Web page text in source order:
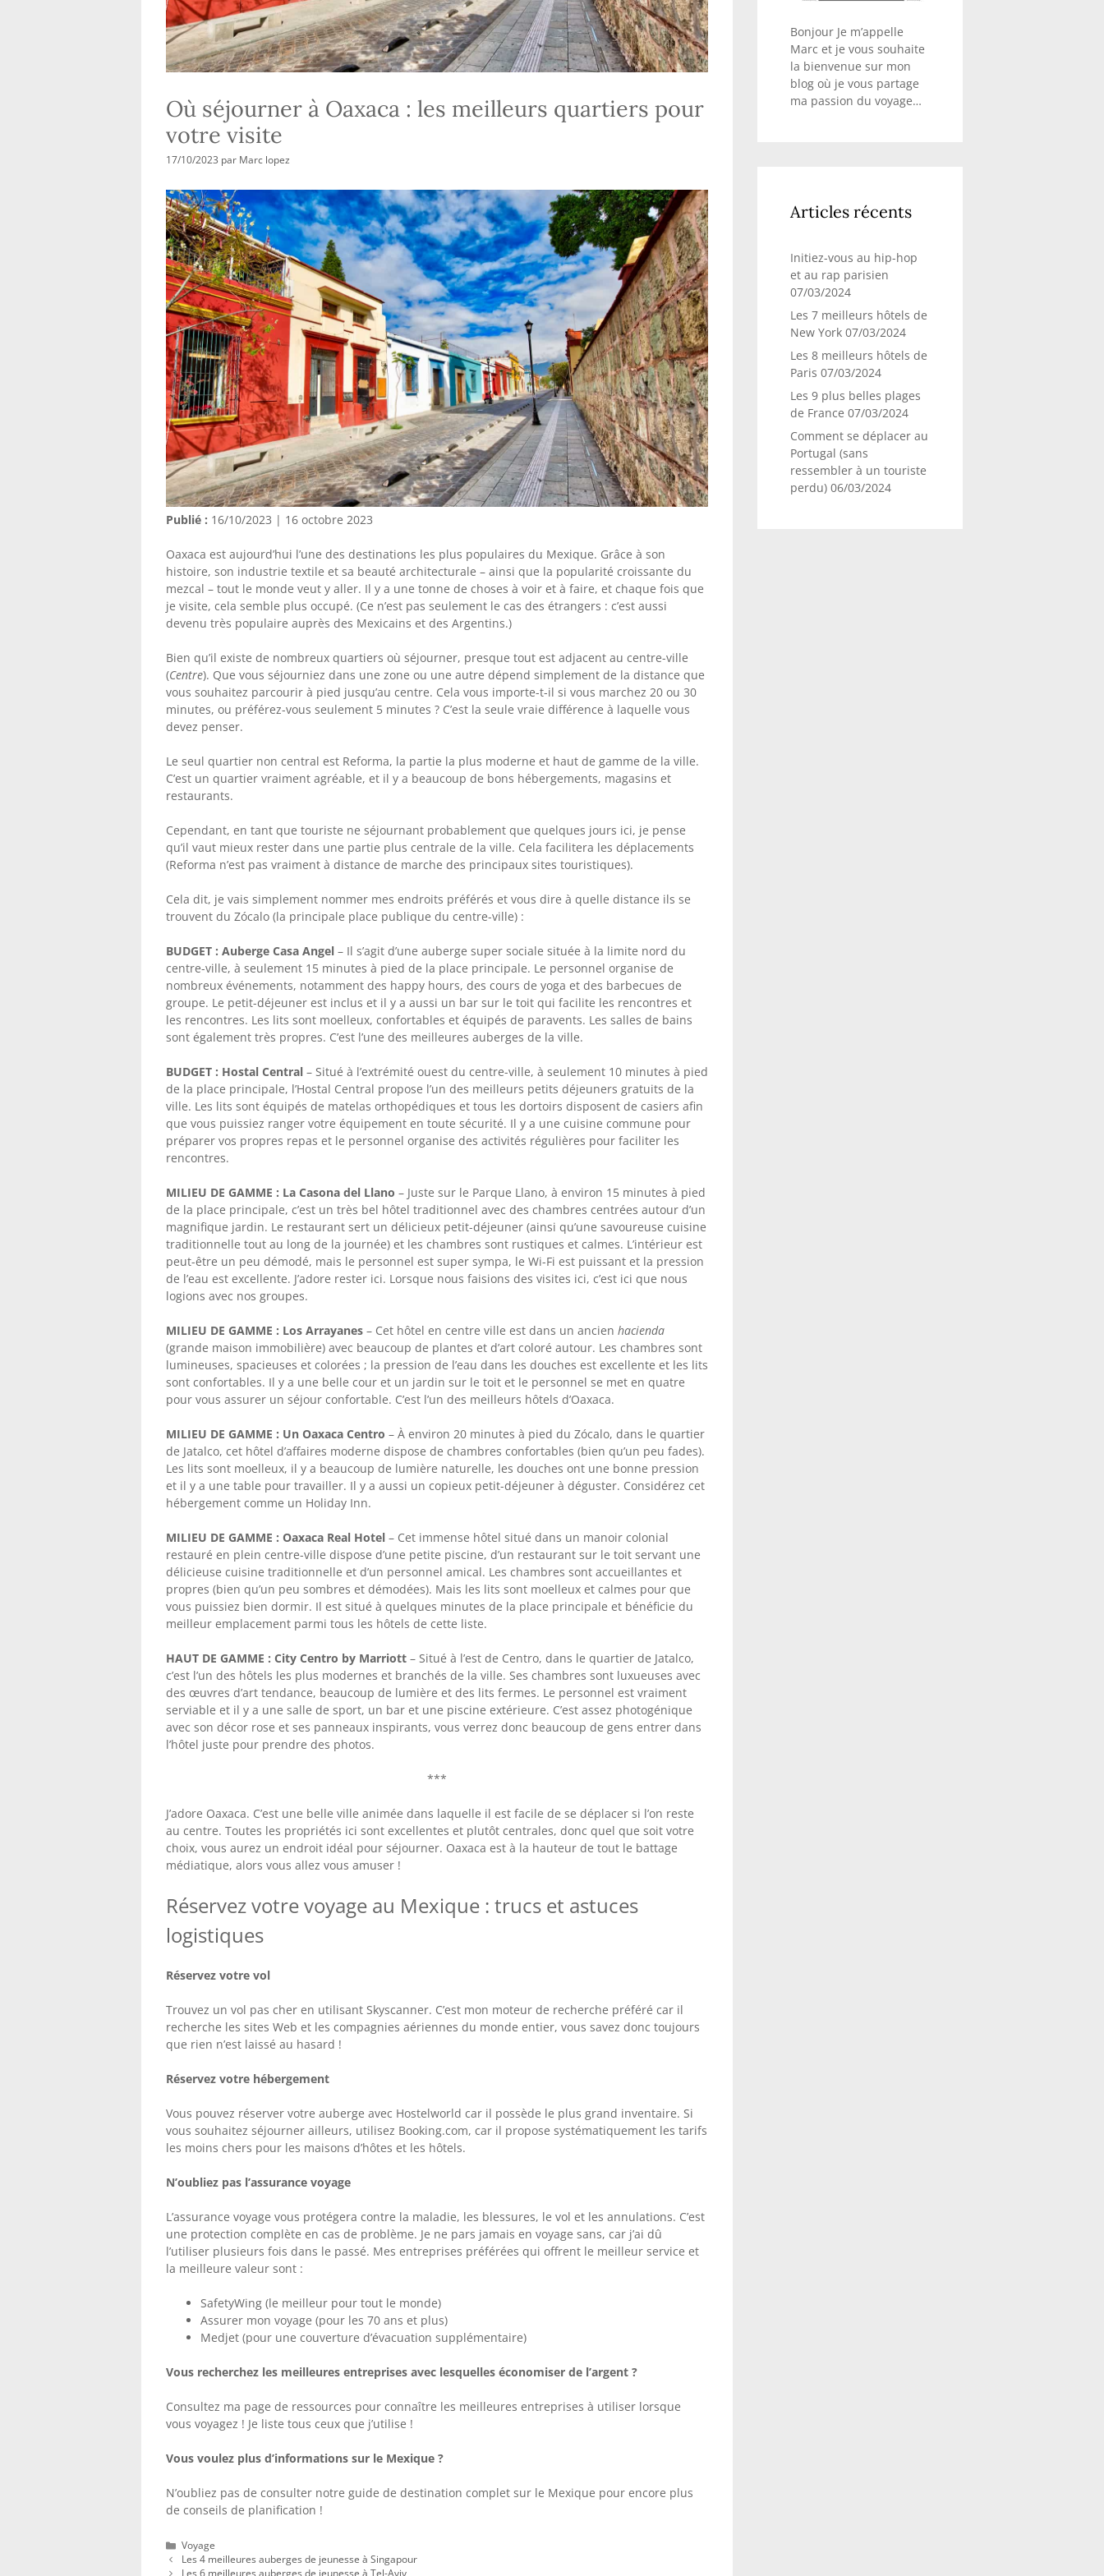
Où séjourner à Oaxaca : les meilleurs quartiers pour
votre visite
17/10/2023 par Marc lopez
Publié : 16/10/2023 | 16 octobre 2023
Oaxaca est aujourd’hui l’une des destinations les plus populaires du Mexique. Grâce à son
histoire, son industrie textile et sa beauté architecturale – ainsi que la popularité croissante du
mezcal – tout le monde veut y aller. Il y a une tonne de choses à voir et à faire, et chaque fois que
je visite, cela semble plus occupé. (Ce n’est pas seulement le cas des étrangers : c’est aussi
devenu très populaire auprès des Mexicains et des Argentins.)
Bien qu’il existe de nombreux quartiers où séjourner, presque tout est adjacent au centre-ville
(Centre). Que vous séjourniez dans une zone ou une autre dépend simplement de la distance que
vous souhaitez parcourir à pied jusqu’au centre. Cela vous importe-t-il si vous marchez 20 ou 30
minutes, ou préférez-vous seulement 5 minutes ? C’est la seule vraie différence à laquelle vous
devez penser.
Le seul quartier non central est Reforma, la partie la plus moderne et haut de gamme de la ville.
C’est un quartier vraiment agréable, et il y a beaucoup de bons hébergements, magasins et
restaurants.
Cependant, en tant que touriste ne séjournant probablement que quelques jours ici, je pense
qu’il vaut mieux rester dans une partie plus centrale de la ville. Cela facilitera les déplacements
(Reforma n’est pas vraiment à distance de marche des principaux sites touristiques).
Cela dit, je vais simplement nommer mes endroits préférés et vous dire à quelle distance ils se
trouvent du Zócalo (la principale place publique du centre-ville) :
BUDGET : Auberge Casa Angel – Il s’agit d’une auberge super sociale située à la limite nord du
centre-ville, à seulement 15 minutes à pied de la place principale. Le personnel organise de
nombreux événements, notamment des happy hours, des cours de yoga et des barbecues de
groupe. Le petit-déjeuner est inclus et il y a aussi un bar sur le toit qui facilite les rencontres et
les rencontres. Les lits sont moelleux, confortables et équipés de paravents. Les salles de bains
sont également très propres. C’est l’une des meilleures auberges de la ville.
BUDGET : Hostal Central – Situé à l’extrémité ouest du centre-ville, à seulement 10 minutes à pied
de la place principale, l’Hostal Central propose l’un des meilleurs petits déjeuners gratuits de la
ville. Les lits sont équipés de matelas orthopédiques et tous les dortoirs disposent de casiers afin
que vous puissiez ranger votre équipement en toute sécurité. Il y a une cuisine commune pour
préparer vos propres repas et le personnel organise des activités régulières pour faciliter les
rencontres.
MILIEU DE GAMME : La Casona del Llano – Juste sur le Parque Llano, à environ 15 minutes à pied
de la place principale, c’est un très bel hôtel traditionnel avec des chambres centrées autour d’un
magnifique jardin. Le restaurant sert un délicieux petit-déjeuner (ainsi qu’une savoureuse cuisine
traditionnelle tout au long de la journée) et les chambres sont rustiques et calmes. L’intérieur est
peut-être un peu démodé, mais le personnel est super sympa, le Wi-Fi est puissant et la pression
de l’eau est excellente. J’adore rester ici. Lorsque nous faisions des visites ici, c’est ici que nous
logions avec nos groupes.
MILIEU DE GAMME : Los Arrayanes – Cet hôtel en centre ville est dans un ancien hacienda
(grande maison immobilière) avec beaucoup de plantes et d’art coloré autour. Les chambres sont
lumineuses, spacieuses et colorées ; la pression de l’eau dans les douches est excellente et les lits
sont confortables. Il y a une belle cour et un jardin sur le toit et le personnel se met en quatre
pour vous assurer un séjour confortable. C’est l’un des meilleurs hôtels d’Oaxaca.
MILIEU DE GAMME : Un Oaxaca Centro – À environ 20 minutes à pied du Zócalo, dans le quartier
de Jatalco, cet hôtel d’affaires moderne dispose de chambres confortables (bien qu’un peu fades).
Les lits sont moelleux, il y a beaucoup de lumière naturelle, les douches ont une bonne pression
et il y a une table pour travailler. Il y a aussi un copieux petit-déjeuner à déguster. Considérez cet
hébergement comme un Holiday Inn.
MILIEU DE GAMME : Oaxaca Real Hotel – Cet immense hôtel situé dans un manoir colonial
restauré en plein centre-ville dispose d’une petite piscine, d’un restaurant sur le toit servant une
délicieuse cuisine traditionnelle et d’un personnel amical. Les chambres sont accueillantes et
propres (bien qu’un peu sombres et démodées). Mais les lits sont moelleux et calmes pour que
vous puissiez bien dormir. Il est situé à quelques minutes de la place principale et bénéficie du
meilleur emplacement parmi tous les hôtels de cette liste.
HAUT DE GAMME : City Centro by Marriott – Situé à l’est de Centro, dans le quartier de Jatalco,
c’est l’un des hôtels les plus modernes et branchés de la ville. Ses chambres sont luxueuses avec
des œuvres d’art tendance, beaucoup de lumière et des lits fermes. Le personnel est vraiment
serviable et il y a une salle de sport, un bar et une piscine extérieure. C’est assez photogénique
avec son décor rose et ses panneaux inspirants, vous verrez donc beaucoup de gens entrer dans
l’hôtel juste pour prendre des photos.
***
J’adore Oaxaca. C’est une belle ville animée dans laquelle il est facile de se déplacer si l’on reste
au centre. Toutes les propriétés ici sont excellentes et plutôt centrales, donc quel que soit votre
choix, vous aurez un endroit idéal pour séjourner. Oaxaca est à la hauteur de tout le battage
médiatique, alors vous allez vous amuser !
Réservez votre voyage au Mexique : trucs et astuces
logistiques
Réservez votre vol
Trouvez un vol pas cher en utilisant Skyscanner. C’est mon moteur de recherche préféré car il
recherche les sites Web et les compagnies aériennes du monde entier, vous savez donc toujours
que rien n’est laissé au hasard !
Réservez votre hébergement
Vous pouvez réserver votre auberge avec Hostelworld car il possède le plus grand inventaire. Si
vous souhaitez séjourner ailleurs, utilisez Booking.com, car il propose systématiquement les tarifs
les moins chers pour les maisons d’hôtes et les hôtels.
N’oubliez pas l’assurance voyage
L’assurance voyage vous protégera contre la maladie, les blessures, le vol et les annulations. C’est
une protection complète en cas de problème. Je ne pars jamais en voyage sans, car j’ai dû
l’utiliser plusieurs fois dans le passé. Mes entreprises préférées qui offrent le meilleur service et
la meilleure valeur sont :
SafetyWing (le meilleur pour tout le monde)
Assurer mon voyage (pour les 70 ans et plus)
Medjet (pour une couverture d’évacuation supplémentaire)
Vous recherchez les meilleures entreprises avec lesquelles économiser de l’argent ?
Consultez ma page de ressources pour connaître les meilleures entreprises à utiliser lorsque
vous voyagez ! Je liste tous ceux que j’utilise !
Vous voulez plus d’informations sur le Mexique ?
N’oubliez pas de consulter notre guide de destination complet sur le Mexique pour encore plus
de conseils de planification !
Catégories
Voyage
Les 4 meilleures auberges de jeunesse à Singapour
Les 6 meilleures auberges de jeunesse à Tel-Aviv
Bonjour Je m’appelle
Marc et je vous souhaite
la bienvenue sur mon
blog où je vous partage
ma passion du voyage…
Articles récents
Initiez-vous au hip-hop
et au rap parisien
07/03/2024
Les 7 meilleurs hôtels de
New York 07/03/2024
Les 8 meilleurs hôtels de
Paris 07/03/2024
Les 9 plus belles plages
de France 07/03/2024
Comment se déplacer au
Portugal (sans
ressembler à un touriste
perdu) 06/03/2024